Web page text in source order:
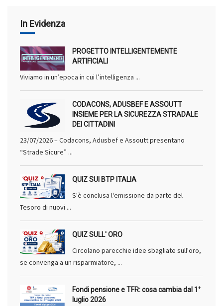
In Evidenza
PROGETTO INTELLIGENTEMENTE
ARTIFICIALI
Viviamo in un’epoca in cui l’intelligenza ...
CODACONS, ADUSBEF E ASSOUTT
INSIEME PER LA SICUREZZA STRADALE
DEI CITTADINI
23/07/2026 – Codacons, Adusbef e Assoutt presentano
“Strade Sicure” ...
QUIZ SUI BTP ITALIA
S'è conclusa l'emissione da parte del
Tesoro di nuovi ...
QUIZ SULL' ORO
Circolano parecchie idee sbagliate sull'oro,
se convenga a un risparmiatore, ...
Fondi pensione e TFR: cosa cambia dal 1°
luglio 2026